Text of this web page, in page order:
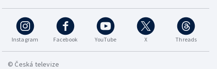
Instagram Facebook YouTube X Threads
© Česká televize